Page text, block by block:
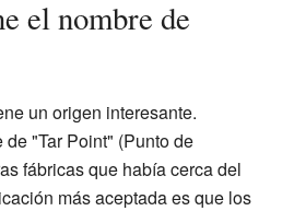
el nombre de
un origen interesante.
"Tar Point" (Punto de
fábricas que había cerca del
más aceptada es que los